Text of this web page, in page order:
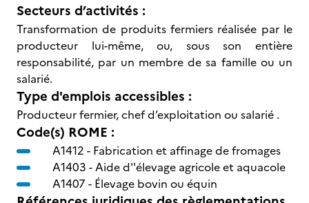
Secteurs d’activités :
Transformation de produits fermiers réalisée par le
producteur lui-même, ou, sous son entière
responsabilité, par un membre de sa famille ou un
salarié.
Type d'emplois accessibles :
Producteur fermier, chef d’exploitation ou salarié .
Code(s) ROME :
A1412 - Fabrication et affinage de fromages
A1403 -Aide d''élevage agricole et aquacole
A1407 - Élevage bovin ou équin